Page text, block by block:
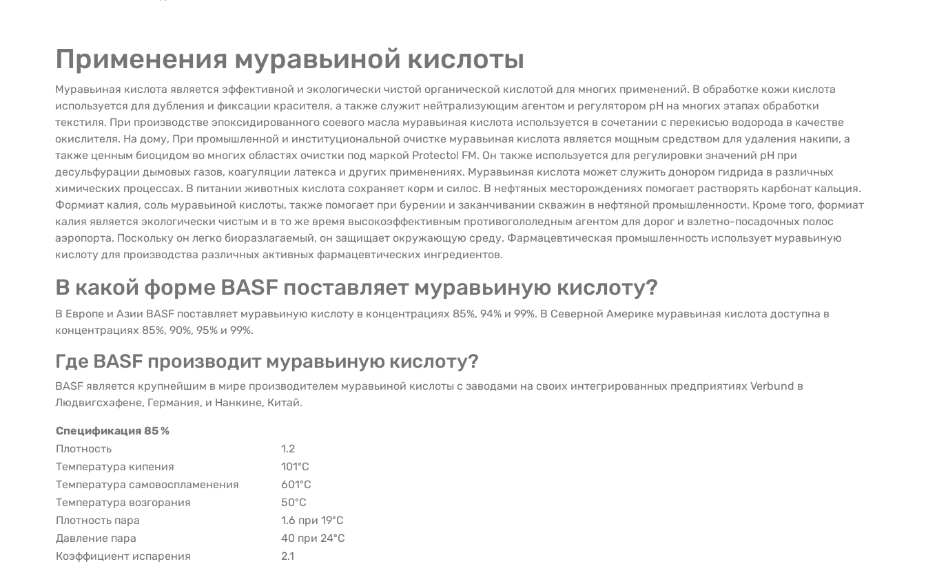
Применения муравьиной кислоты
Муравьиная кислота является эффективной и экологически чистой органической кислотой для многих применений. В обработке кожи кислота
используется для дубления и фиксации красителя, а также служит нейтрализующим агентом и регулятором рН на многих этапах обработки
текстиля. При производстве эпоксидированного соевого масла муравьиная кислота используется в сочетании с перекисью водорода в качестве
окислителя. На дому, При промышленной и институциональной очистке муравьиная кислота является мощным средством для удаления накипи, а
также ценным биоцидом во многих областях очистки под маркой Protectol FM. Он также используется для регулировки значений pH при
десульфурации дымовых газов, коагуляции латекса и других применениях. Муравьиная кислота может служить донором гидрида в различных
химических процессах. В питании животных кислота сохраняет корм и силос. В нефтяных месторождениях помогает растворять карбонат кальция.
Формиат калия, соль муравьиной кислоты, также помогает при бурении и заканчивании скважин в нефтяной промышленности. Кроме того, формиат
калия является экологически чистым и в то же время высокоэффективным противогололедным агентом для дорог и взлетно-посадочных полос
аэропорта. Поскольку он легко биоразлагаемый, он защищает окружающую среду. Фармацевтическая промышленность использует муравьиную
кислоту для производства различных активных фармацевтических ингредиентов.
В какой форме BASF поставляет муравьиную кислоту?
В Европе и Азии BASF поставляет муравьиную кислоту в концентрациях 85%, 94% и 99%. В Северной Америке муравьиная кислота доступна в
концентрациях 85%, 90%, 95% и 99%.
Где BASF производит муравьиную кислоту?
BASF является крупнейшим в мире производителем муравьиной кислоты с заводами на своих интегрированных предприятиях Verbund в
Людвигсхафене, Германия, и Нанкине, Китай.
Спецификация 85 %
Плотность
1.2
Температура кипения
101ºС
Температура самовоспламенения
601ºС
Температура возгорания
50ºС
Плотность пара
1.6 при 19ºС
Давление пара
40 при 24ºС
Коэффициент испарения
2.1